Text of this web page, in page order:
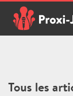
content
Tous les